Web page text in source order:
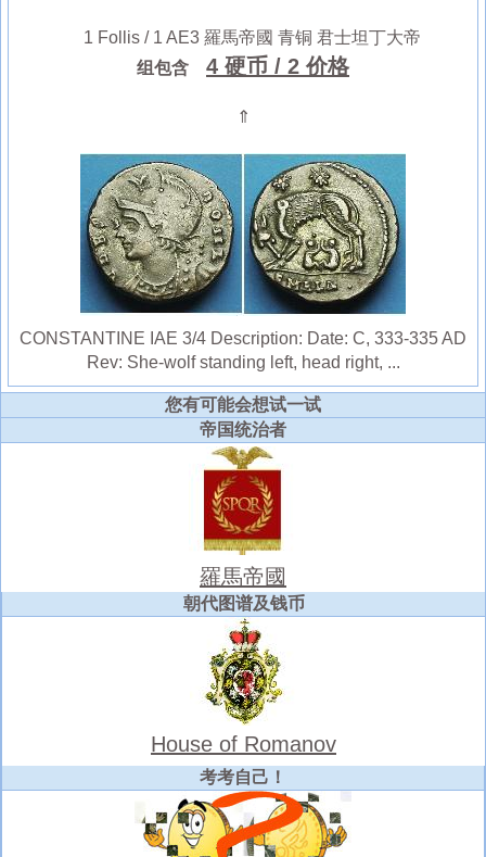
1 Follis / 1 AE3 羅馬帝國 青铜 君士坦丁大帝
组包含
4 硬币 / 2 价格
⇑
CONSTANTINE IAE 3/4 Description: Date: C, 333-335 AD
Rev: She-wolf standing left, head right, ...
您有可能会想试一试
帝国统治者
羅馬帝國
朝代图谱及钱币
House of Romanov
考考自己！